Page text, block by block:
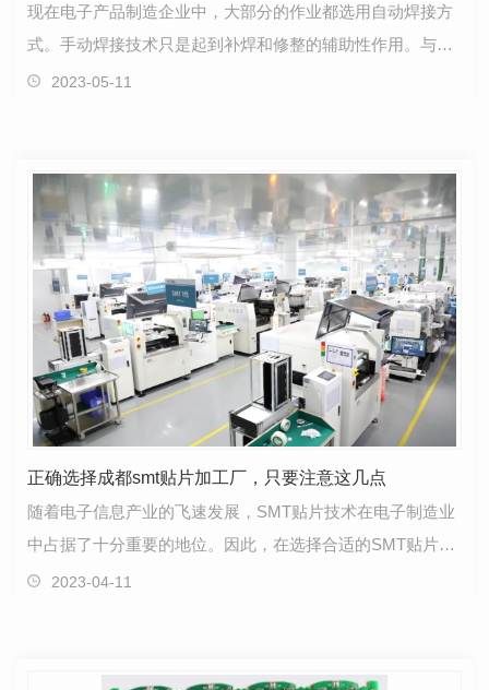
现在电子产品制造企业中，大部分的作业都选用自动焊接方
式。手动焊接技术只是起到补焊和修整的辅助性作用。与手
动焊接技术相比，自动焊接技术具有减少人为因素的影…
2023-05-11
正确选择成都smt贴片加工厂，只要注意这几点
随着电子信息产业的飞速发展，SMT贴片技术在电子制造业
中占据了十分重要的地位。因此，在选择合适的SMT贴片厂
家时，我们需要考虑多个因素，以 产品品质和生产效…
2023-04-11